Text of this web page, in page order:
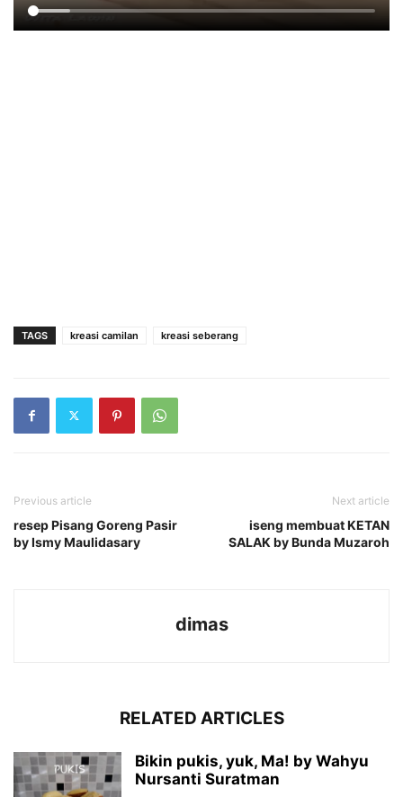
TAGS kreasi camilan kreasi seberang
Previous article
resep Pisang Goreng Pasir
by Ismy Maulidasary
Next article
iseng membuat KETAN
SALAK by Bunda Muzaroh
dimas
RELATED ARTICLES
Bikin pukis, yuk, Ma! by Wahyu
Nursanti Suratman